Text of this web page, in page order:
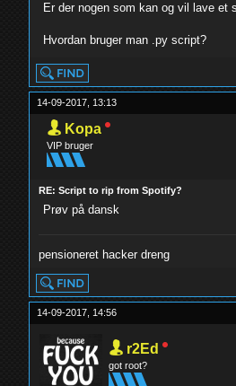
Er der nogen som kan og vil lave
Hvordan bruger man .py script?
14-09-2017, 13:13
Kopa
VIP bruger
RE: Script to rip from Spotify?
Prøv på dansk
pensioneret hacker dreng
14-09-2017, 14:56
r2Ed
got root?